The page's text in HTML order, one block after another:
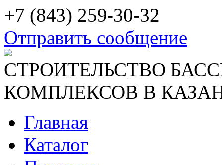
+7 (843) 259-30-32
Отправить сообщение
СТРОИТЕЛЬСТВО
КОМПЛЕКСОВ В
Главная
Каталог